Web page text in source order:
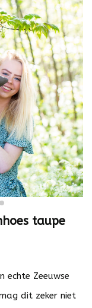
taupe
echte Zeeuwse
dit zeker niet